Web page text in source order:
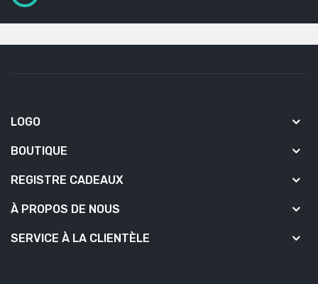
LOGO
BOUTIQUE
REGISTRE CADEAUX
À PROPOS DE NOUS
SERVICE À LA CLIENTÈLE